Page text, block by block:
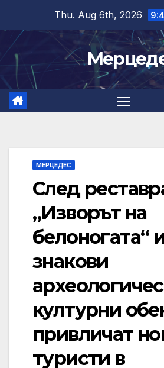
content
Thu. Aug 6th, 2026
МЕРЦЕДЕС
След
„Изворът на
белоногата“
знакови
културни
привличат
туристи в